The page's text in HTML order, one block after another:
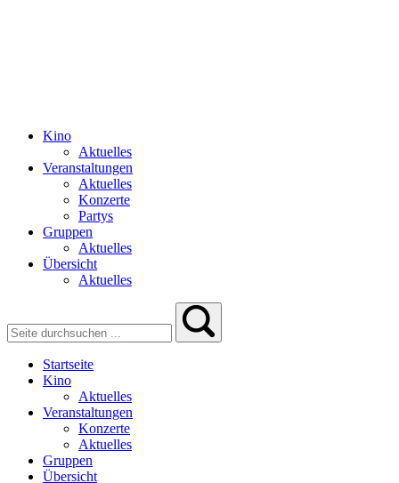
Kino
Aktuelles
Veranstaltungen
Aktuelles
Konzerte
Partys
Gruppen
Aktuelles
Übersicht
Aktuelles
Startseite
Kino
Aktuelles
Veranstaltungen
Konzerte
Aktuelles
Gruppen
Übersicht